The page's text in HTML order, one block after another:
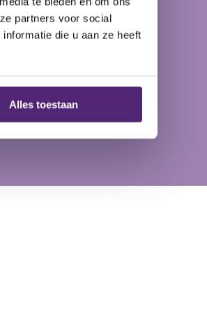
partners voor social
die u aan ze heeft
Alles toestaan